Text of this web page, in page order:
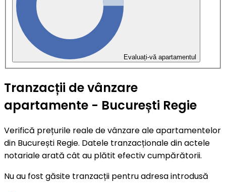
Evaluați-vă apartamentul
Tranzacții de vânzare
apartamente - București Regie
Verifică prețurile reale de vânzare ale apartamentelor
din București Regie. Datele tranzacționale din actele
notariale arată cât au plătit efectiv cumpărătorii.
Nu au fost găsite tranzacții pentru adresa introdusă